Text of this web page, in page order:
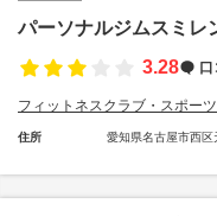
パーソナルジムスミレ
3.28
口
フィットネスクラブ・スポー
住所 愛知県名古屋市西区